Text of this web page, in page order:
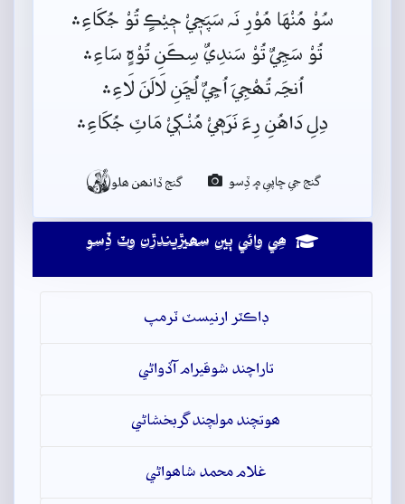
سُوْ مُنْهَا مُوْرِ نَہ سَپَڃٖيْ جٖيْڪٍ تُوْ جُکَاءِ﮶
تُوْ سَڃِيٌ تُوْ سَندِيٌ سِڪَنِ تُوْہٍ سَاءِ﮶
اُنڃَہ تُھْجِيَ اُڃِيٌ لُڇَنِ لَالَنَ لَاءِ﮶
دِلِ دَاهُنِ رِءَ نَرَهٖيْ مُنْـکٖيْ مَاٽِ جُکَاءِ﮶
گنج جي ڇاپي ۾ ڏِسو گنج ڏانھن ھلو
ھِي وائي ٻين سھيڙيندڙن وٽ ڏِسو
ڊاڪٽر ارنيسٽ ٽرمپ
تاراچند شوقيرام آڏواڻي
ھوتچند مولچند گربخشاڻي
غلام محمد شاھواڻي